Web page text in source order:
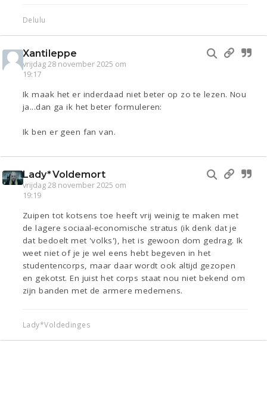
Delulu
Xantileppe
vrijdag 28 november 2025 om
19:17
Ik maak het er inderdaad niet beter op zo te lezen. Nou
ja...dan ga ik het beter formuleren:
Ik ben er geen fan van.
Lady*Voldemort
vrijdag 28 november 2025 om
19:19
Zuipen tot kotsens toe heeft vrij weinig te maken met
de lagere sociaal-economische stratus (ik denk dat je
dat bedoelt met 'volks'), het is gewoon dom gedrag. Ik
weet niet of je je wel eens hebt begeven in het
studentencorps, maar daar wordt ook altijd gezopen
en gekotst. En juist het corps staat nou niet bekend om
zijn banden met de armere medemens.
Lady*Voldedinges